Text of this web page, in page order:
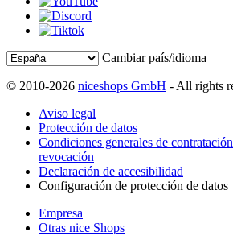
Cambiar país/idioma
© 2010-2026 niceshops GmbH - All rights
Aviso legal
Protección de datos
Condiciones generales de
revocación
Declaración de accesibilidad
Configuración de protección de datos
Empresa
Otras nice Shops